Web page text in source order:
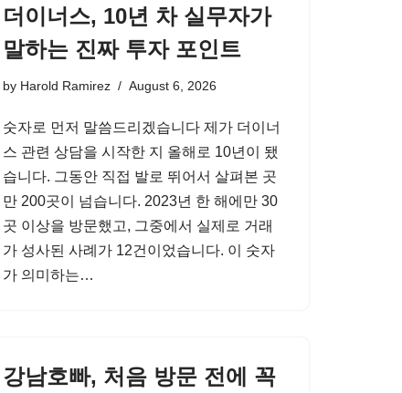
더이너스, 10년 차 실무자가
말하는 진짜 투자 포인트
by Harold Ramirez August 6, 2026
숫자로 먼저 말씀드리겠습니다 제가 더이너
스 관련 상담을 시작한 지 올해로 10년이 됐
습니다. 그동안 직접 발로 뛰어서 살펴본 곳
만 200곳이 넘습니다. 2023년 한 해에만 30
곳 이상을 방문했고, 그중에서 실제로 거래
가 성사된 사례가 12건이었습니다. 이 숫자
가 의미하는…
강남호빠, 처음 방문 전에 꼭